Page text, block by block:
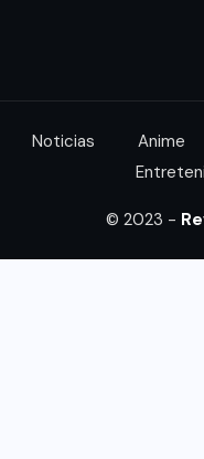
Noticias Anime
© 2023 -